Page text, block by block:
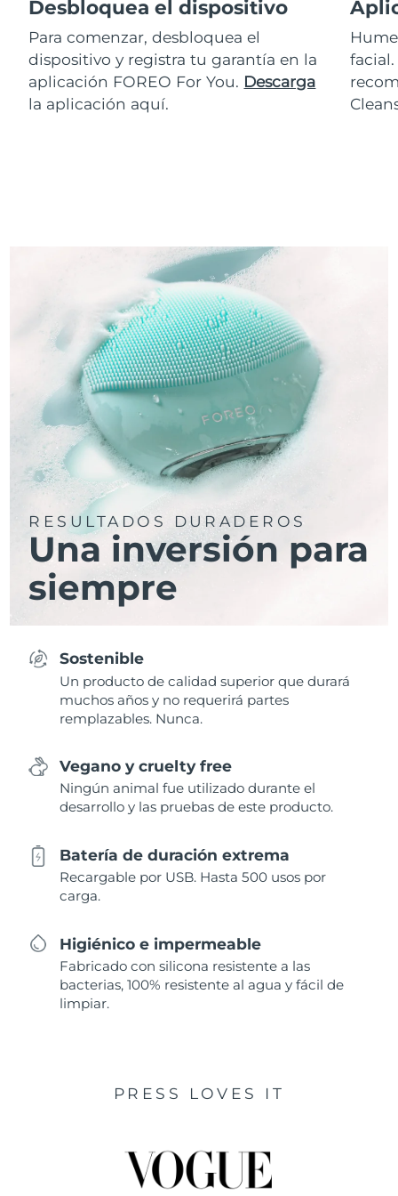
Desbloquea el dispositivo
Para comenzar, desbloquea el
dispositivo y registra tu garantía en la
aplicación FOREO For You. Descarga
la aplicación aquí.
RESULTADOS DURADEROS
Una inversión para
siempre
Sostenible
Un producto de calidad superior que durará
muchos años y no requerirá partes
remplazables. Nunca.
Vegano y cruelty free
Ningún animal fue utilizado durante el
desarrollo y las pruebas de este producto.
Batería de duración extrema
Recargable por USB. Hasta 500 usos por
carga.
Higiénico e impermeable
Fabricado con silicona resistente a las
bacterias, 100% resistente al agua y fácil de
limpiar.
PRESS LOVES IT